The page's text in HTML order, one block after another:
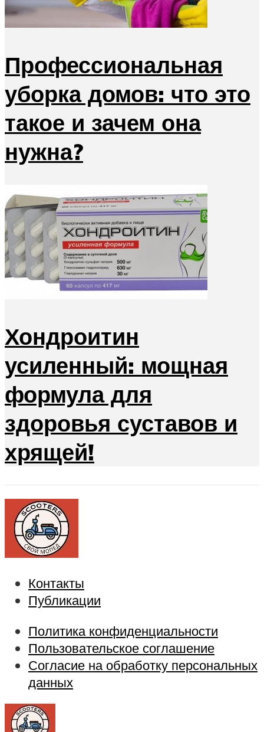
Профессиональная
уборка домов: что это
такое и зачем она
нужна?
Хондроитин
усиленный: мощная
формула для
здоровья суставов и
хрящей!
Контакты
Публикации
Политика конфиденциальности
Пользовательское соглашение
Согласие на обработку персональных
данных